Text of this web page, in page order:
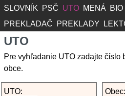
SLOVNÍK PSČ UTO MENÁ
PREKLADAČ
PREKLADY
UTO
Pre vyhľadanie UTO zadajte číslo
obce.
UTO: Obec: